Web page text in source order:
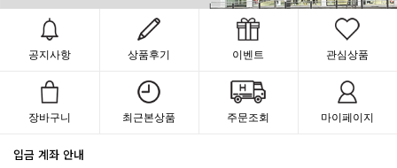
공지사항 상품후기 이벤트 관심상품
장바구니 최근본상품 주문조회 마이페이지
입금 계좌 안내